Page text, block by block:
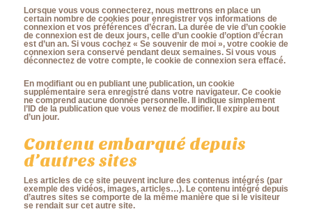
Lorsque vous vous connecterez, nous mettrons en place un
certain nombre de cookies pour enregistrer vos informations de
connexion et vos préférences d’écran. La durée de vie d’un cookie
de connexion est de deux jours, celle d’un cookie d’option d’écran
est d’un an. Si vous cochez « Se souvenir de moi », votre cookie de
connexion sera conservé pendant deux semaines. Si vous vous
déconnectez de votre compte, le cookie de connexion sera effacé.
En modifiant ou en publiant une publication, un cookie
supplémentaire sera enregistré dans votre navigateur. Ce cookie
ne comprend aucune donnée personnelle. Il indique simplement
l’ID de la publication que vous venez de modifier. Il expire au bout
d’un jour.
Contenu embarqué depuis
d’autres sites
Les articles de ce site peuvent inclure des contenus intégrés (par
exemple des vidéos, images, articles…). Le contenu intégré depuis
d’autres sites se comporte de la même manière que si le visiteur
se rendait sur cet autre site.